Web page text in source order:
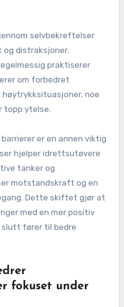
selvbekreftelser
og distraksjoner.
praktiserer
om forbedret
noe
topp ytelse.
er en annen viktig
hjelper idrettsutøvere
tanker og
motstandskraft og en
Dette skiftet gjør at
med en mer positiv
slutt fører til bedre
fokuset under